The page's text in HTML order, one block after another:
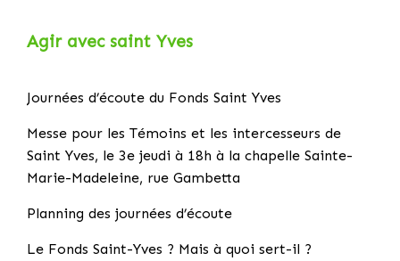
Agir avec saint Yves
Journées d’écoute du Fonds Saint Yves
Messe pour les Témoins et les intercesseurs de
Saint Yves, le 3e jeudi à 18h à la chapelle Sainte-
Marie-Madeleine, rue Gambetta
Planning des journées d’écoute
Le Fonds Saint-Yves ? Mais à quoi sert-il ?